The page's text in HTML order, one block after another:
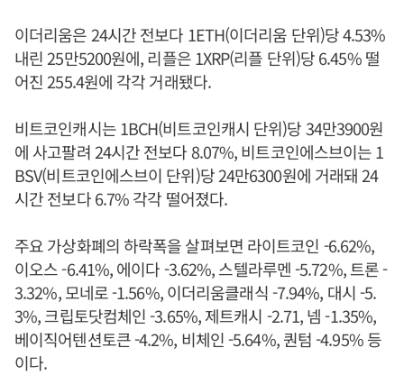
이더리움은 24시간 전보다 1ETH(이더리움 단위)당 4.53%
내린 25만5200원에, 리플은 1XRP(리플 단위)당 6.45% 떨
어진 255.4원에 각각 거래됐다.
비트코인캐시는 1BCH(비트코인캐시 단위)당 34만3900원
에 사고팔려 24시간 전보다 8.07%, 비트코인에스브이는 1
BSV(비트코인에스브이 단위)당 24만6300원에 거래돼 24
시간 전보다 6.7% 각각 떨어졌다.
주요 가상화폐의 하락폭을 살펴보면 라이트코인 -6.62%,
이오스 -6.41%, 에이다 -3.62%, 스텔라루멘 -5.72%, 트론 -
3.32%, 모네로 -1.56%, 이더리움클래식 -7.94%, 대시 -5.
3%, 크립토닷컴체인 -3.65%, 제트캐시 -2.71, 넴 -1.35%,
베이직어텐션토큰 -4.2%, 비체인 -5.64%, 퀀텀 -4.95% 등
이다.